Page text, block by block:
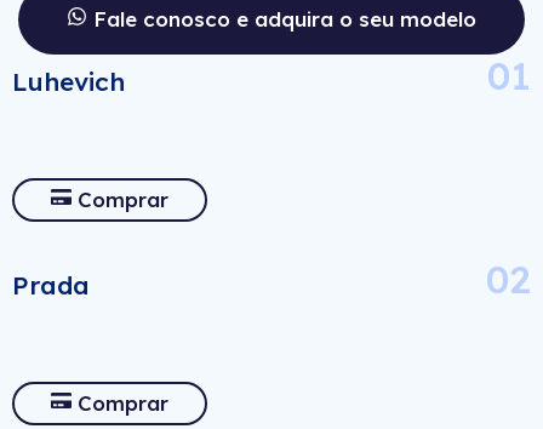
Fale conosco e adquira o seu modelo
Luhevich 01
Comprar
Prada 02
Comprar